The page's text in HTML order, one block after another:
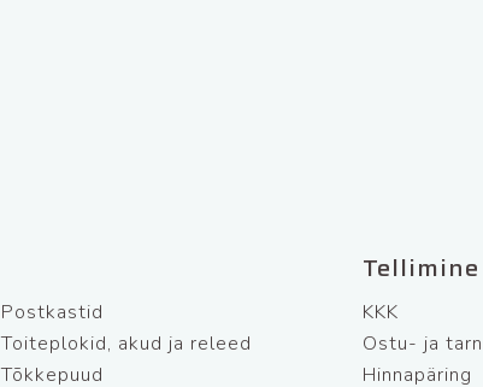
Postkastid
Toiteplokid, akud ja releed
Tõkkepuud
Tellimine
KKK
Ostu- ja
Hinnapäring